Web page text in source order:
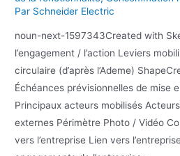
Par Schneider Electric
noun-next-1597343Created with
l’engagement / l’action Leviers
circulaire (d’après l’Ademe)
Échéances prévisionnelles de mise
Principaux acteurs mobilisés
externes Périmètre Photo / Vidéo
vers l’entreprise Lien vers